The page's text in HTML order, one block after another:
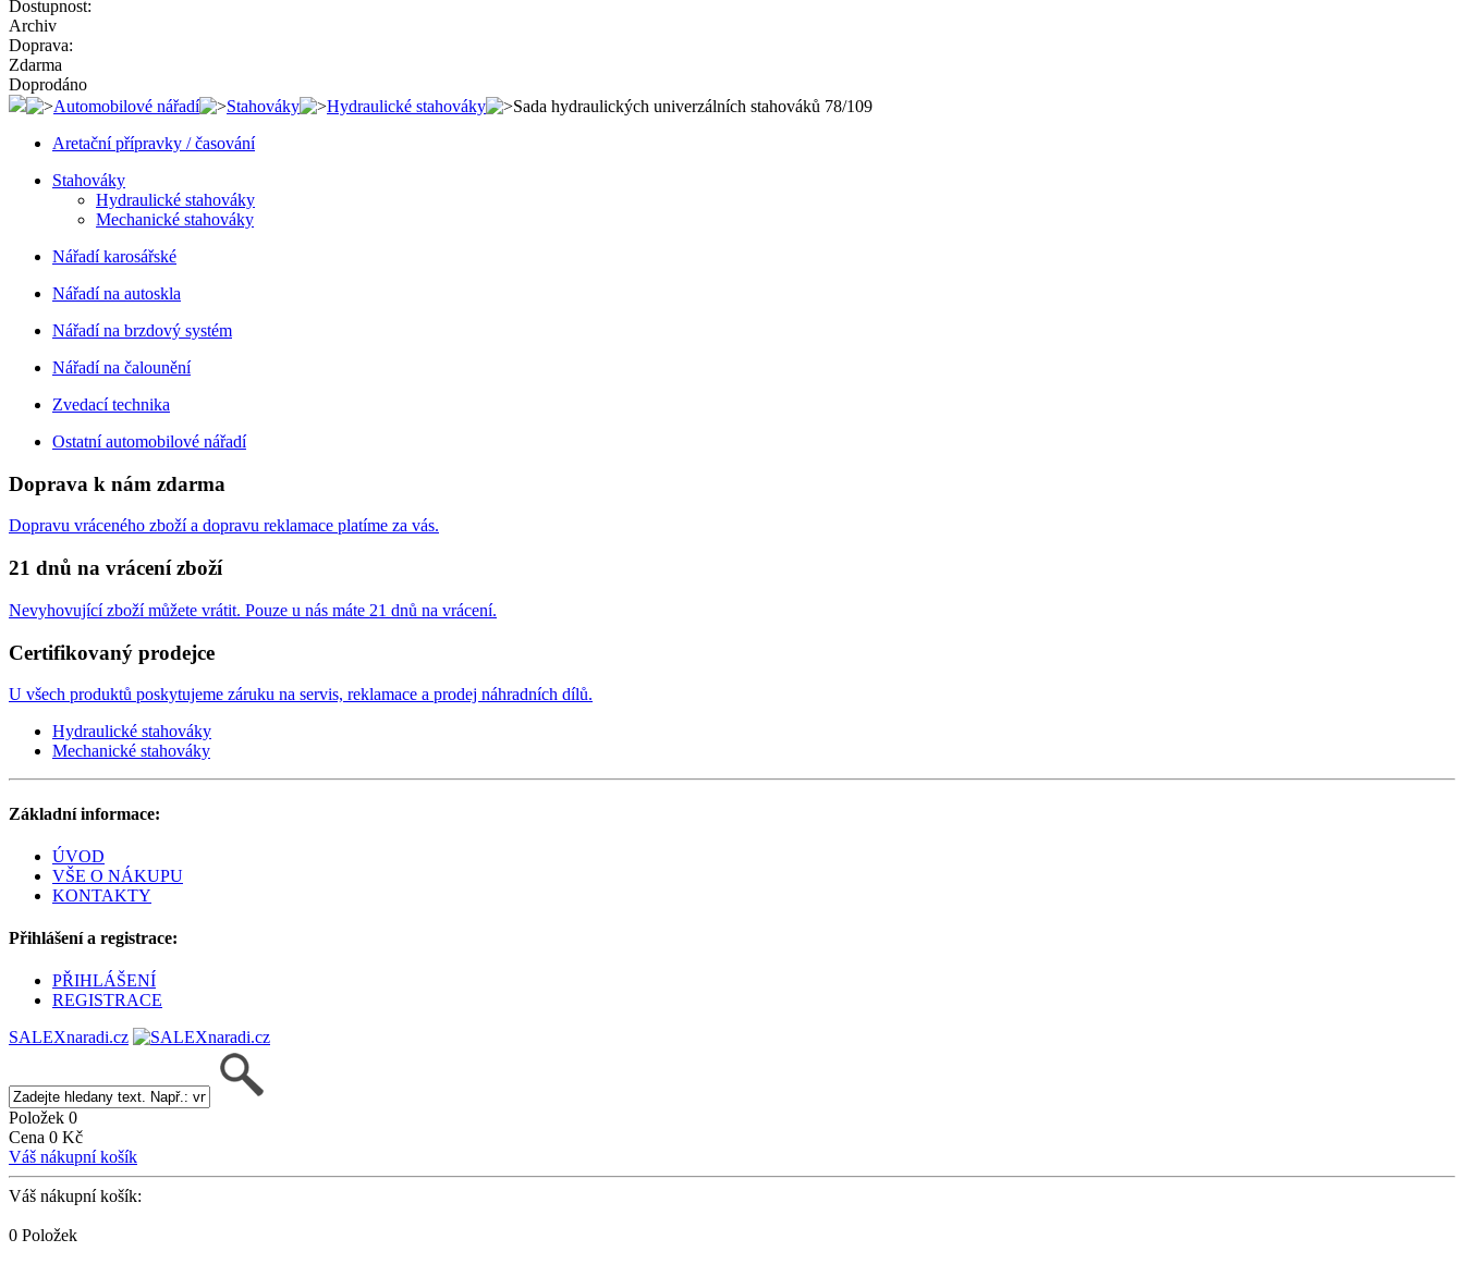
Dostupnost:
Archiv
Doprava:
Zdarma
Doprodáno
Automobilové nářadí
Stahováky Hydraulické stahováky
Sada hydraulických univerzálních stahováků 78/109
Aretační přípravky / časování
Stahováky
Hydraulické stahováky
Mechanické stahováky
Nářadí karosářské
Nářadí na autoskla
Nářadí na brzdový systém
Nářadí na čalounění
Zvedací technika
Ostatní automobilové nářadí
Doprava k nám zdarma
Dopravu vráceného zboží a dopravu reklamace platíme za vás.
21 dnů na vrácení zboží
Nevyhovující zboží můžete vrátit. Pouze u nás máte 21 dnů na vrácení.
Certifikovaný prodejce
U všech produktů poskytujeme záruku na servis, reklamace a prodej náhradních dílů.
Hydraulické stahováky
Mechanické stahováky
Základní informace:
ÚVOD
VŠE O NÁKUPU
KONTAKTY
Přihlášení a registrace:
PŘIHLÁŠENÍ
REGISTRACE
SALEXnaradi.cz
Položek 0
Cena 0 Kč
Váš nákupní košík
Váš nákupní košík:
0 Položek